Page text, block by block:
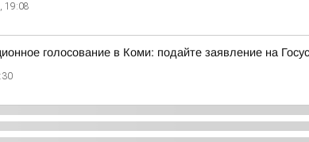
19:08
голосование в Коми: подайте заявление на